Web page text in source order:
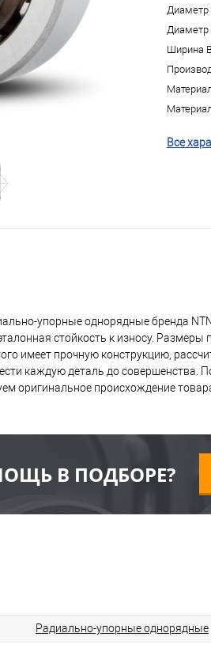
Диаметр
Диаметр
Ширина
Все
упорные однорядные бренда
стойкость к износу.
имеет прочную конструкцию,
каждую деталь до совершенства.
оригинальное происхождение
В ПОДБОРЕ?
Радиально-упорные однорядные